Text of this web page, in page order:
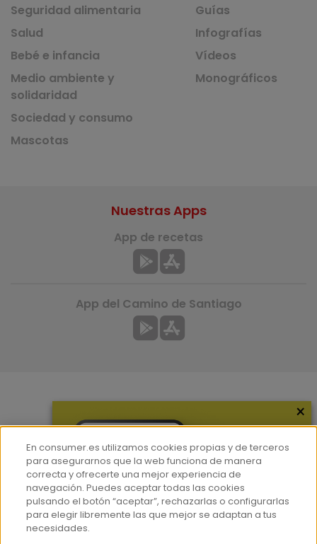
Seguridad alimentaria
Salud
Bebé e infancia
Medio ambiente y
solidaridad
Sociedad y consumo
Mascotas
Guías
Infografías
Vídeos
Monográficos
Hemeroteca
Contacto
Prensa
Corpus Lingüístico Consumer
Nuestras Apps
App de recetas
App del Camino de Santiago
×
En consumer.es utilizamos cookies propias y de terceros
para asegurarnos que la web funciona de manera
correcta y ofrecerte una mejor experiencia de
navegación. Puedes aceptar todas las cookies
pulsando el botón “aceptar”, rechazarlas o configurarlas
para elegir libremente las que mejor se adaptan a tus
necesidades.